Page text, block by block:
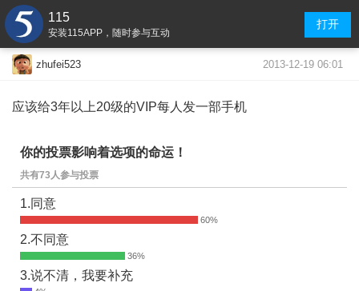
115
安装115APP，随时参与互动
打开
zhufei523 2013-12-19 06:01
应该给3年以上20级的VIP每人发一部手机
你的投票影响着选项的命运！
共有73人参与投票
1.同意
2.不同意
3.说不清，我要补充